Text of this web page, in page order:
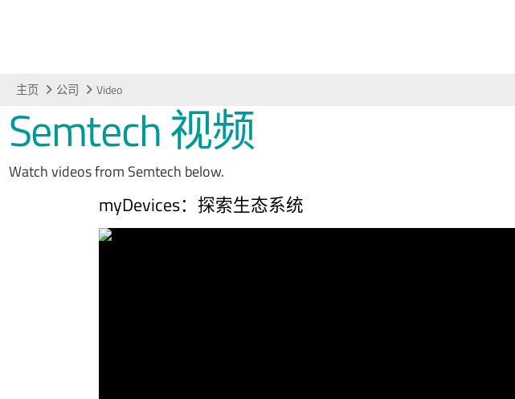
主页 公司 Video
Semtech 视频
Watch videos from Semtech below.
myDevices：探索生态系统